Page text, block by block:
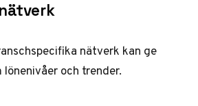
nätverk kan ge
och trender.